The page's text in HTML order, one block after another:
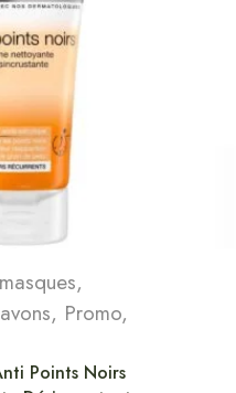
,
, Promo,
Points Noirs